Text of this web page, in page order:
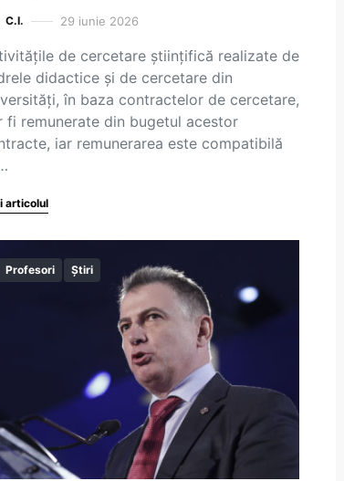
C.I. 29 iunie 2026
de cercetare științifică realizate de
didactice și de cercetare din
în baza contractelor de cercetare,
fi remunerate din bugetul acestor
iar remunerarea este compatibilă
articolul
Profesori Știri